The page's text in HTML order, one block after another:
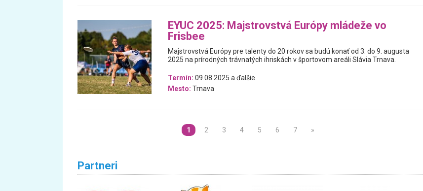
EYUC 2025: Majstrovstvá Európy mládeže vo
Frisbee
Majstrovstvá Európy pre talenty do 20 rokov sa budú konať od 3. do 9. augusta
2025 na prírodných trávnatých ihriskách v športovom areáli Slávia Trnava.
Termín: 09.08.2025 a ďalšie
Mesto: Trnava
1 2 3 4 5 6 7 »
Partneri